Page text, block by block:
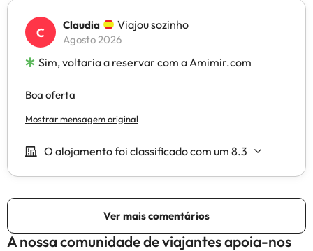
A nossa comunidade de viajantes apoia-nos